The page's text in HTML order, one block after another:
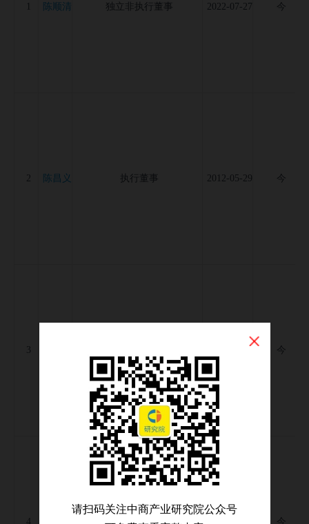
陈顺清 独立非执行董事 2022-07-27 今
2 陈昌义 执行董事 2012-05-29 今
3 今
4 非执行董事，董事会联席主席 今
请扫码关注中商产业研究院公众号